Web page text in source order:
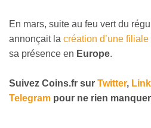
En mars, suite au feu vert du
annonçait la création d’une
sa présence en Europe.
Suivez Coins.fr sur Twitter,
Telegram pour ne rien manquer